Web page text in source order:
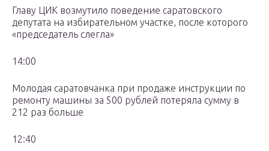
Главу ЦИК возмутило поведение саратовского
депутата на избирательном участке, после которого
«председатель слегла»
14:00
Молодая саратовчанка при продаже инструкции по
ремонту машины за 500 рублей потеряла сумму в
212 раз больше
12:40